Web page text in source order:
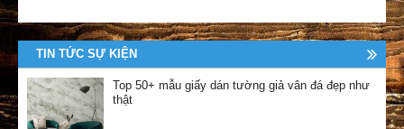
TIN TỨC SỰ KIỆN
Top 50+ mẫu giấy dán tường giả vân đá đẹp như
thật